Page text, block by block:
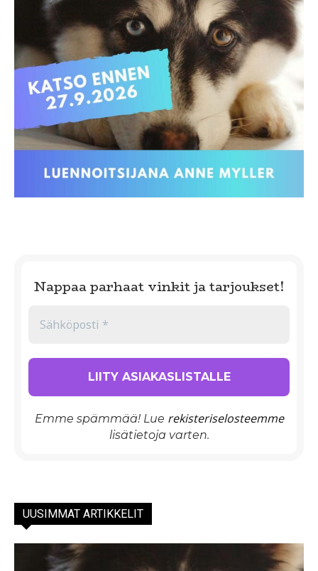
Nappaa parhaat vinkit ja tarjoukset!
Emme spämmää! Lue rekisteriselosteemme
lisätietoja varten.
UUSIMMAT ARTIKKELIT